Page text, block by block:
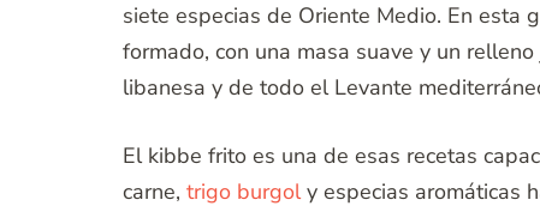
siete especias de Oriente Medio. En esta
formado, con una masa suave y un
libanesa y de todo el Levante
El kibbe frito es una de esas recetas
carne, trigo burgoly especias aromáticas